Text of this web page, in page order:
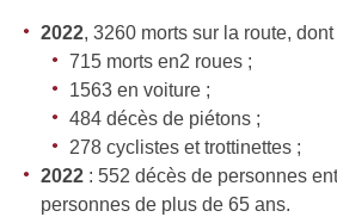
2022, 3260 morts sur la route, dont
715 morts en2 roues ;
1563 en voiture ;
484 décès de piétons ;
278 cyclistes et trottinettes ;
2022 : 552 décès de personnes
personnes de plus de 65 ans.